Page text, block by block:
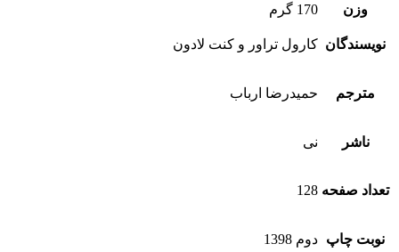
وزن
170 گرم
نویسندگان کارول تراور و کنت لادون
مترجم حمیدرضا ارباب
ناشر نی
تعداد صفحه 128
نوبت چاپ دوم 1398